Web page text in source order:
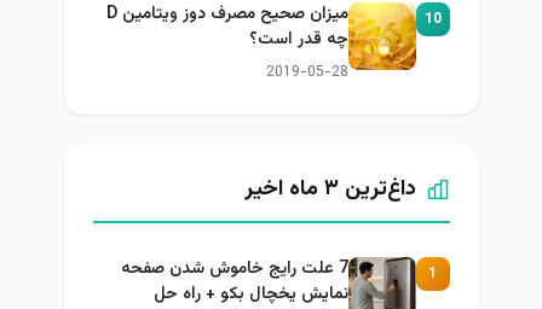
10
میزان صحیح مصرف دوز ویتامین D
چه قدر است؟
2019-05-28
داغ‌ترین ۳ ماه اخیر
1
7 علت رایج خاموش شدن صفحه
نمایش یخچال بکو + راه حل